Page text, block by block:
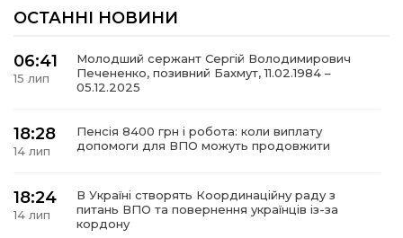
новини
ОСТАННІ НОВИНИ
06:41
15 лип
Молодший сержант Сергій Володимирович
Печененко, позивний Бахмут, 11.02.1984 –
05.12.2025
18:28
14 лип
Пенсія 8400 грн і робота: коли виплату
допомоги для ВПО можуть продовжити
18:24
14 лип
В Україні створять Координаційну раду з
питань ВПО та повернення українців із-за
кордону